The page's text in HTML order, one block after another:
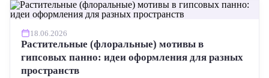
18.06.2026
Растительные (флоральные) мотивы в
гипсовых панно: идеи оформления для разных
пространств